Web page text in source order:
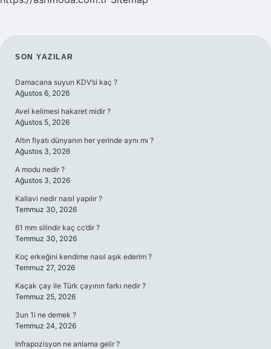
SIDEBAR
SON YAZILAR
Damacana suyun KDV’si kaç ?
Ağustos 6, 2026
Avel kelimesi hakaret midir ?
Ağustos 5, 2026
Altın fiyatı dünyanın her yerinde aynı mı ?
Ağustos 3, 2026
A modu nedir ?
Ağustos 3, 2026
Kallavi nedir nasıl yapılır ?
Temmuz 30, 2026
61 mm silindir kaç cc’dir ?
Temmuz 30, 2026
Koç erkeğini kendime nasıl aşık ederim ?
Temmuz 27, 2026
Kaçak çay ile Türk çayının farkı nedir ?
Temmuz 25, 2026
3un 1i ne demek ?
Temmuz 24, 2026
Infrapozisyon ne anlama gelir ?